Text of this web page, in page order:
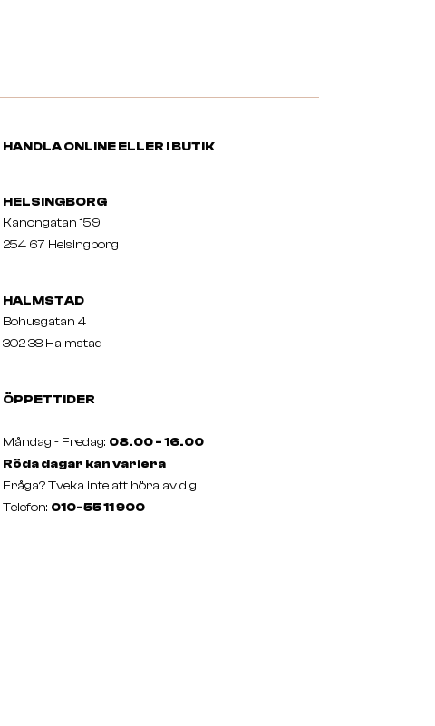
HANDLA ONLINE ELLER I BUTIK
HELSINGBORG
Kanongatan 159
254 67 Helsingborg
HALMSTAD
Bohusgatan 4
302 38 Halmstad
ÖPPETTIDER
Måndag - Fredag: 08.00 - 16.00
Röda dagar kan variera
Fråga? Tveka inte att höra av dig!
Telefon: 010-55 11 900